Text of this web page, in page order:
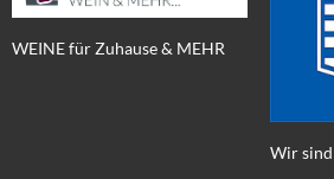
WEINE für Zuhause & MEHR
Wir